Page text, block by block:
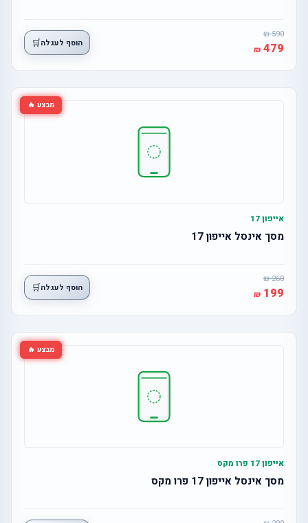
590
479 הוסף לעגלה🛒
מבצע 🔥
אייפון 17
מסך אינסל אייפון 17
260
199 הוסף לעגלה🛒
מבצע 🔥
אייפון 17 פרו מקס
מסך אינסל אייפון 17 פרו מקס